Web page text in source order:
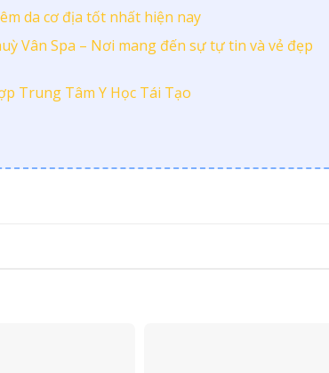
da cơ địa tốt nhất hiện nay
Vân Spa – Nơi mang đến sự tự tin và vẻ đẹp
Trung Tâm Y Học Tái Tạo